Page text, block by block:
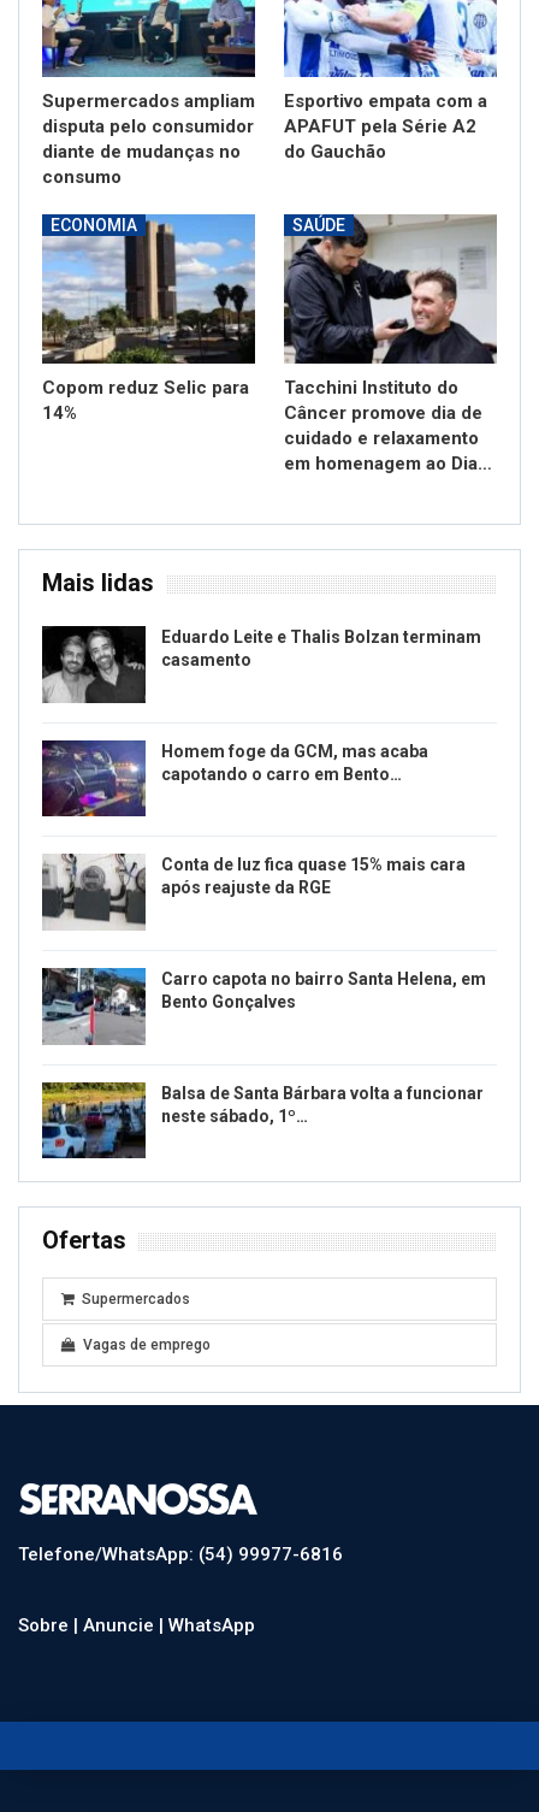
Supermercados ampliam
disputa pelo consumidor
diante de mudanças no
consumo
Esportivo empata com a
APAFUT pela Série A2
do Gauchão
ECONOMIA
Copom reduz Selic para
14%
SAÚDE
Tacchini Instituto do
Câncer promove dia de
cuidado e relaxamento
em homenagem ao Dia…
Mais lidas
Eduardo Leite e Thalis Bolzan terminam
casamento
Homem foge da GCM, mas acaba
capotando o carro em Bento…
Conta de luz fica quase 15% mais cara
após reajuste da RGE
Carro capota no bairro Santa Helena, em
Bento Gonçalves
Balsa de Santa Bárbara volta a funcionar
neste sábado, 1º…
Ofertas
Supermercados
Vagas de emprego
Telefone/WhatsApp: (54) 99977-6816
Sobre | Anuncie | WhatsApp